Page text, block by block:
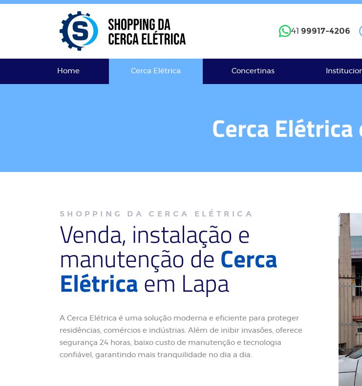
41 99917-4206
Home Cerca Elétrica Concertinas
Cerca Elétrica
SHOPPING DA CERCA ELÉTRICA
Venda, instalação e
manutenção de Cerca
Elétricaem Lapa
A Cerca Elétrica é uma solução moderna e eficiente para proteger
residências, comércios e indústrias. Além de inibir invasões, oferece
segurança 24 horas, baixo custo de manutenção e tecnologia
confiável, garantindo mais tranquilidade no dia a dia.